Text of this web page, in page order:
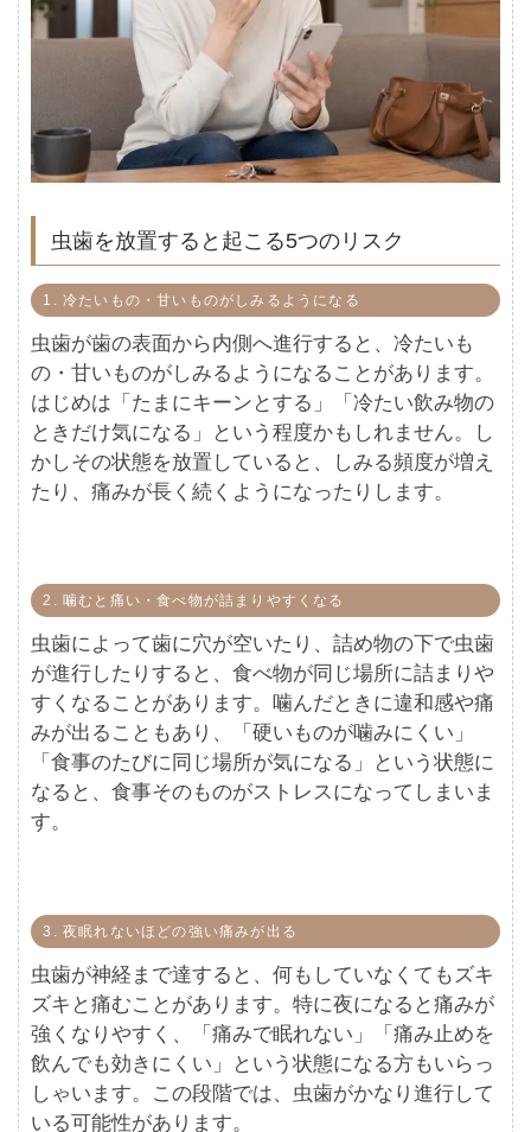
虫歯を放置すると起こる5つのリスク
1. 冷たいもの・甘いものがしみるようになる
虫歯が歯の表面から内側へ進行すると、冷たいも
の・甘いものがしみるようになることがあります。
はじめは「たまにキーンとする」「冷たい飲み物の
ときだけ気になる」という程度かもしれません。し
かしその状態を放置していると、しみる頻度が増え
たり、痛みが長く続くようになったりします。
2. 噛むと痛い・食べ物が詰まりやすくなる
虫歯によって歯に穴が空いたり、詰め物の下で虫歯
が進行したりすると、食べ物が同じ場所に詰まりや
すくなることがあります。噛んだときに違和感や痛
みが出ることもあり、「硬いものが噛みにくい」
「食事のたびに同じ場所が気になる」という状態に
なると、食事そのものがストレスになってしまいま
す。
3. 夜眠れないほどの強い痛みが出る
虫歯が神経まで達すると、何もしていなくてもズキ
ズキと痛むことがあります。特に夜になると痛みが
強くなりやすく、「痛みで眠れない」「痛み止めを
飲んでも効きにくい」という状態になる方もいらっ
しゃいます。この段階では、虫歯がかなり進行して
いる可能性があります。